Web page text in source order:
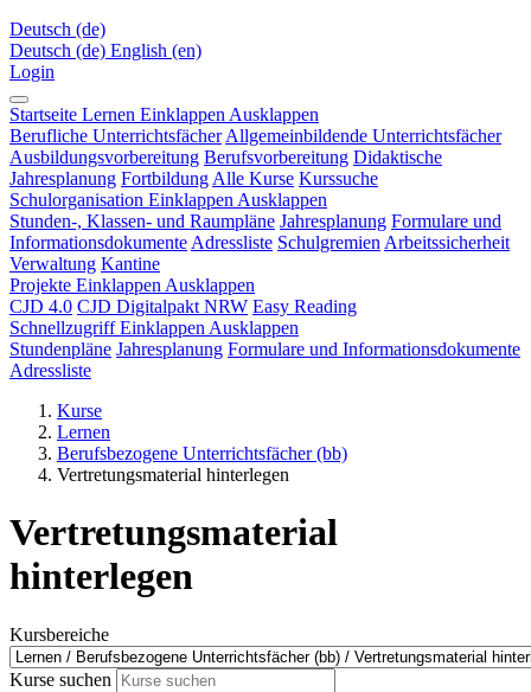
Deutsch ‎(de)‎
Deutsch ‎(de)‎ English ‎(en)‎
Login
Startseite Lernen Einklappen Ausklappen
Berufliche Unterrichtsfächer Allgemeinbildende Unterrichtsfächer
Ausbildungsvorbereitung Berufsvorbereitung Didaktische
Jahresplanung Fortbildung Alle Kurse Kurssuche
Schulorganisation Einklappen Ausklappen
Stunden-, Klassen- und Raumpläne Jahresplanung Formulare und
Informationsdokumente Adressliste Schulgremien Arbeitssicherheit
Verwaltung Kantine
Projekte Einklappen Ausklappen
CJD 4.0 CJD Digitalpakt NRW Easy Reading
SchnellzugriffEinklappen Ausklappen
Stundenpläne Jahresplanung Formulare und Informationsdokumente
Adressliste
Kurse
Lernen
Berufsbezogene Unterrichtsfächer (bb)
Vertretungsmaterial hinterlegen
Vertretungsmaterial
hinterlegen
Kursbereiche
Kurse suchen